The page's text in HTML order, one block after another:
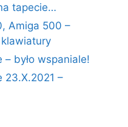
tapecie…
Amiga 500 –
było wspaniale!
23.X.2021 –